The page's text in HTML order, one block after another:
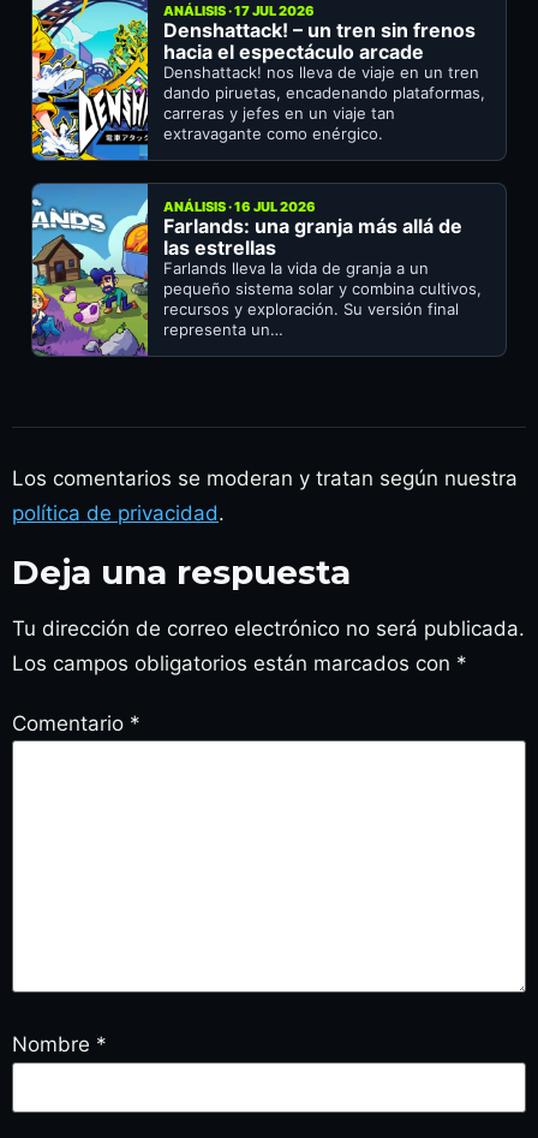
ANÁLISIS · 17 JUL 2026
Denshattack! – un tren sin frenos
hacia el espectáculo arcade
Denshattack! nos lleva de viaje en un tren
dando piruetas, encadenando plataformas,
carreras y jefes en un viaje tan
extravagante como enérgico.
ANÁLISIS · 16 JUL 2026
Farlands: una granja más allá de
las estrellas
Farlands lleva la vida de granja a un
pequeño sistema solar y combina cultivos,
recursos y exploración. Su versión final
representa un…
Los comentarios se moderan y tratan según nuestra
política de privacidad.
Deja una respuesta
Tu dirección de correo electrónico no será publicada.
Los campos obligatorios están marcados con *
Comentario *
Nombre *